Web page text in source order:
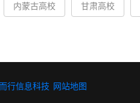
内蒙古高校 甘肃高校
行信息科技 网站地图